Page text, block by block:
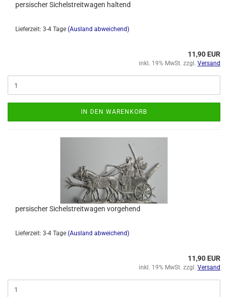
persischer Sichelstreitwagen haltend
Lieferzeit: 3-4 Tage (Ausland abweichend)
11,90 EUR
inkl. 19% MwSt. zzgl. Versand
IN DEN WARENKORB
persischer Sichelstreitwagen vorgehend
Lieferzeit: 3-4 Tage (Ausland abweichend)
11,90 EUR
inkl. 19% MwSt. zzgl. Versand